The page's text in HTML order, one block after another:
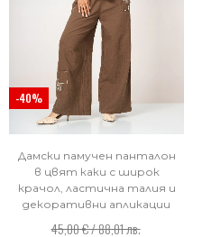
-40%
Дамски памучен панталон
в цвят каки с широк
крачол, ластична талия и
декоративни апликации
45,00 € / 88,01 лв.